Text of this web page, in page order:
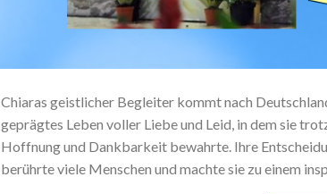
Chiaras geistlicher Begleiter kommt nach
geprägtes Leben voller Liebe und Leid, in dem sie
Hoffnung und Dankbarkeit bewahrte. Ihre
berührte viele Menschen und machte sie zu einem